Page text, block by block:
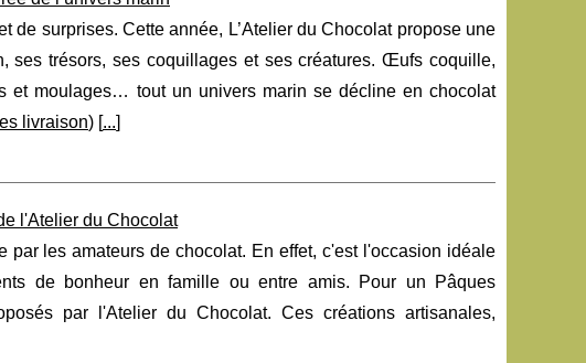
de surprises. Cette année, L’Atelier du Chocolat propose une
ses trésors, ses coquillages et ses créatures. Œufs coquille,
et moulages… tout un univers marin se décline en chocolat
livraison) [...]
l'Atelier du Chocolat
les amateurs de chocolat. En effet, c'est l'occasion idéale
de bonheur en famille ou entre amis. Pour un Pâques
par l'Atelier du Chocolat. Ces créations artisanales,